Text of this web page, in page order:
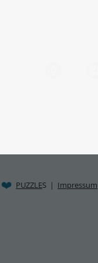
PUZZLES | Impressum